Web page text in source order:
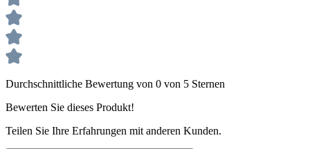
Durchschnittliche Bewertung von 0 von 5 Sternen
Bewerten Sie dieses Produkt!
Teilen Sie Ihre Erfahrungen mit anderen Kunden.